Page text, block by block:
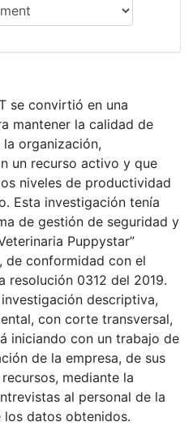
se convirtió en una
mantener la calidad de
organización,
un recurso activo y que
niveles de productividad
Esta investigación tenía
de gestión de seguridad y
Puppystar”
de conformidad con el
resolución 0312 del 2019.
descriptiva,
con corte transversal,
iniciando con un trabajo de
de la empresa, de sus
mediante la
al personal de la
los datos obtenidos.